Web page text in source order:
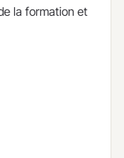
la formation et